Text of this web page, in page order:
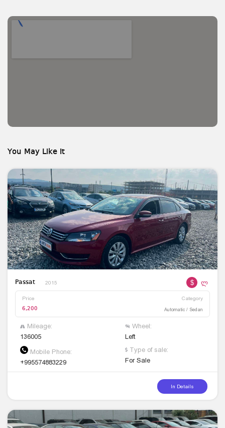
You May Like It
Passat 2015 $ ლ
Price Category
6,200 Automatic / Sedan
Mileage:
136005
Wheel:
Left
Mobile Phone:
+995574883229
Type of sale:
For Sale
In Details